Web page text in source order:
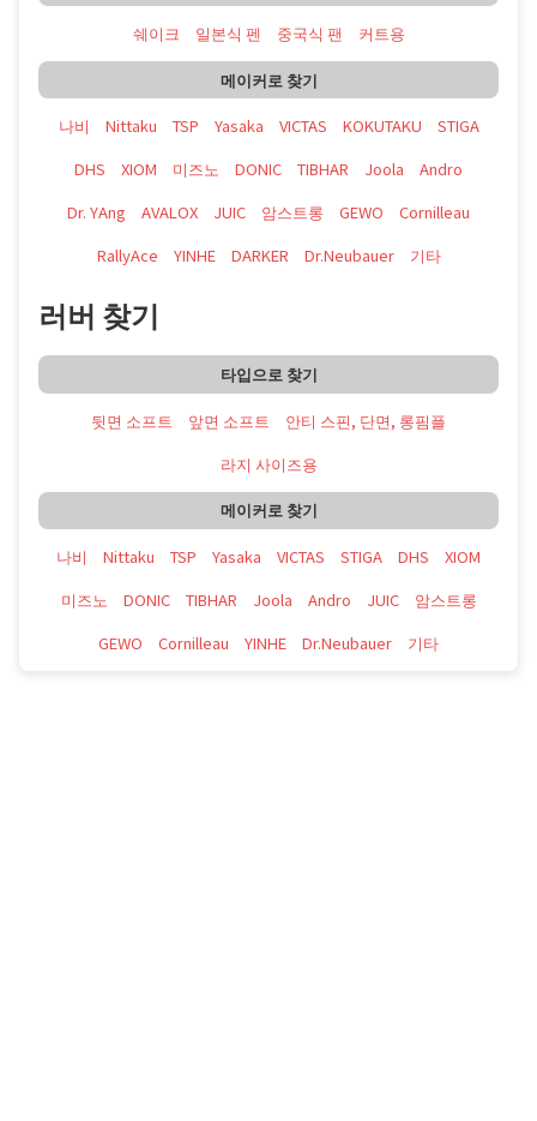
쉐이크 일본식 펜 중국식 팬 커트용
메이커로 찾기
나비 Nittaku TSP Yasaka VICTAS KOKUTAKU
STIGA
DHS
XIOM 미즈노 DONIC TIBHAR Joola
Andro
Dr. YAng
AVALOX JUIC 암스트롱 GEWO
Cornilleau
RallyAce
YINHE DARKER Dr.Neubauer 기타
러버 찾기
타입으로 찾기
뒷면 소프트 앞면 소프트
안티 스핀, 단면, 롱핌플
라지 사이즈용
메이커로 찾기
나비 Nittaku TSP Yasaka VICTAS STIGA DHS
XIOM
미즈노
DONIC TIBHAR Joola Andro JUIC
암스트롱
GEWO
Cornilleau YINHE Dr.Neubauer 기타